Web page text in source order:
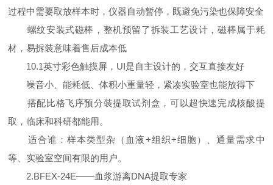
过程中需要取放样本时，仪器自动暂停，既避免污染也保障安全
螺纹安装式磁棒，整机预留了拆装工艺设计，磁棒属于耗
材，易拆装意味着售后成本低
10.1英寸彩色触摸屏，UI是自主设计的，交互直接友好
噪音小、能耗低、体积小重量轻，紧凑实验室也能放得下
搭配比格飞序预分装提取试剂盒，可以超快速完成核酸提
取，临床和科研都能用。
适合谁：样本类型杂（血液+组织+细胞）、通量需求中
等、实验室空间有限的用户。
2.BFEX-24E——血浆游离DNA提取专家